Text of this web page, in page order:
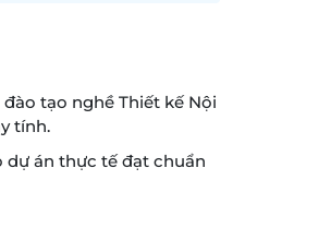
tạo nghề Thiết kế Nội
tính.
án thực tế đạt chuẩn